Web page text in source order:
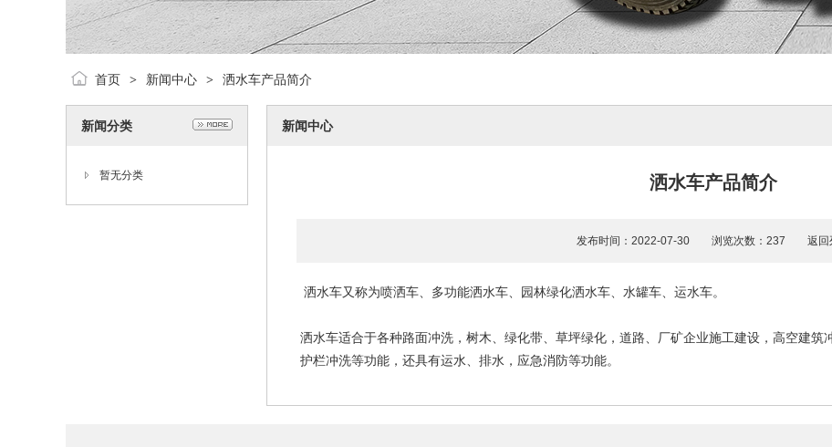
首页 > 新闻中心 > 洒水车产品简介
新闻分类
暂无分类
新闻中心
洒水车产品简介
发布时间：2022-07-30 浏览次数：237 返回
洒水车又称为喷洒车、多功能洒水车、园林绿化洒水车、水罐车、运水车。
洒水车适合于各种路面冲洗，树木、绿化带、草坪绿化，道路、厂矿企业施工建设，高空建筑
护栏冲洗等功能，还具有运水、排水，应急消防等功能。